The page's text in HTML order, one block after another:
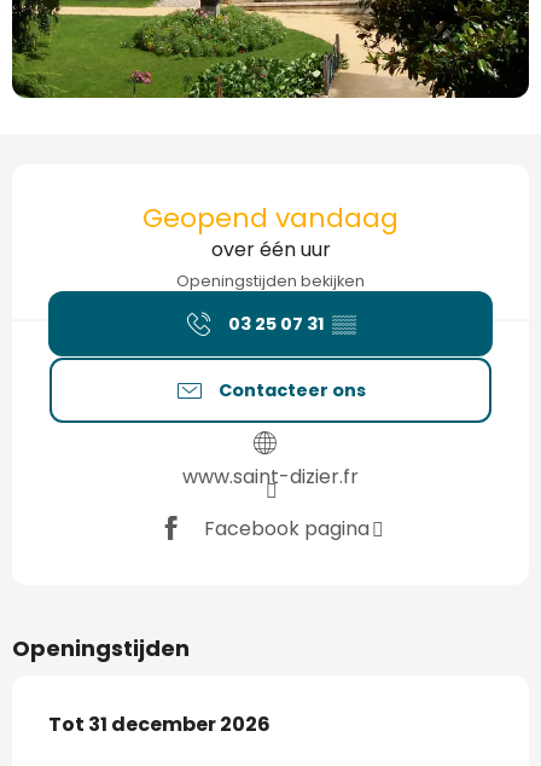
Geopend vandaag
over één uur
Openingstijden bekijken
03 25 07 31 ▒▒
Contacteer ons
www.saint-dizier.fr
Facebook pagina
Openingstijden
Vanaf2 januari 2026tot
Tot 31 december 2026